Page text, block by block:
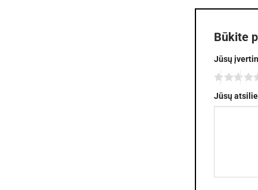
Būkite
Jūsų
Jūsų